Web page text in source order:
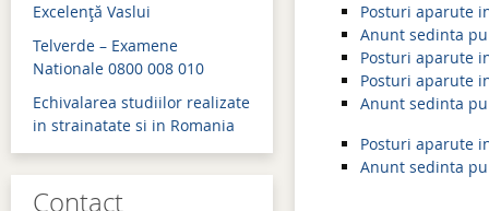
Admitere 2017
Bacalaureat 2017
Evaluare naţională 2017
Simulări examene
Excelenţă Vaslui
Telverde – Examene
Nationale 0800 008 010
Echivalarea studiilor realizate
in strainatate si in Romania
Contact
Posturi aparute
Anunt sedinta
Posturi aparute
Posturi aparute
Anunt sedinta
Posturi aparute
Anunt sedinta